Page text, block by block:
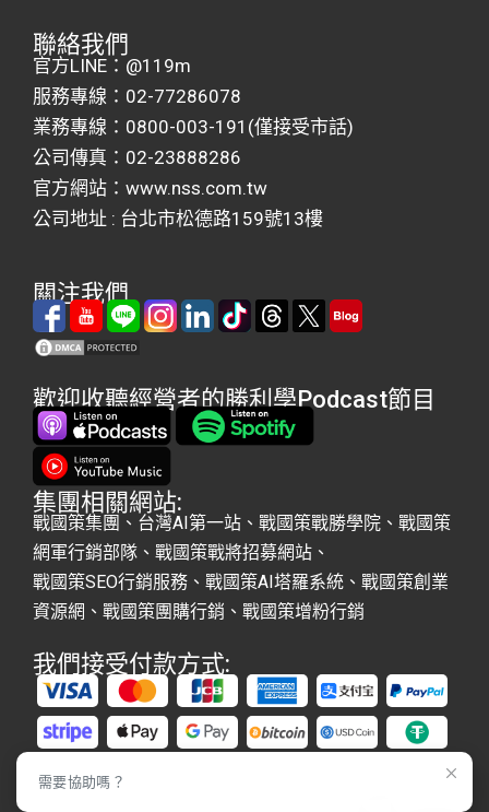
聯絡我們
官方LINE：@119m
服務專線： 02-77286078
業務專線： 0800-003-191(僅接受市話)
公司傳真：02-23888286
官方網站：www.nss.com.tw
公司地址 : 台北市松德路159號13樓
關注我們
歡迎收聽經營者的勝利學Podcast節目
集團相關網站:
戰國策集團 、 台灣AI第一站 、 戰國策戰勝學院 、 戰國策
網軍行銷部隊 、 戰國策戰將招募網站 、
戰國策SEO行銷服務 、 戰國策AI塔羅系統 、 戰國策創業
資源網 、 戰國策團購行銷 、 戰國策增粉行銷
我們接受付款方式:
需要協助嗎？